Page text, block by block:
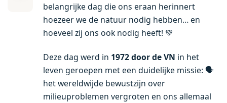
belangrijke dag die ons eraan herinnert
hoezeer we de natuur nodig hebben… en
hoeveel zij ons ook nodig heeft! 💚
Deze dag werd in 1972 door de VN in het
leven geroepen met een duidelijke missie: 🗣️
het wereldwijde bewustzijn over
milieuproblemen vergroten en ons allemaal